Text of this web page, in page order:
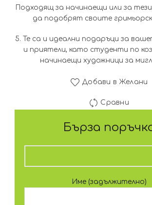
Подходящ за начинаещи или за
да подобрят своите
5. Те са и идеални подаръци за
и приятели, като студенти по
начинаещи художници за
Добави в Желани
Сравни
Бърза
Име (задължително)